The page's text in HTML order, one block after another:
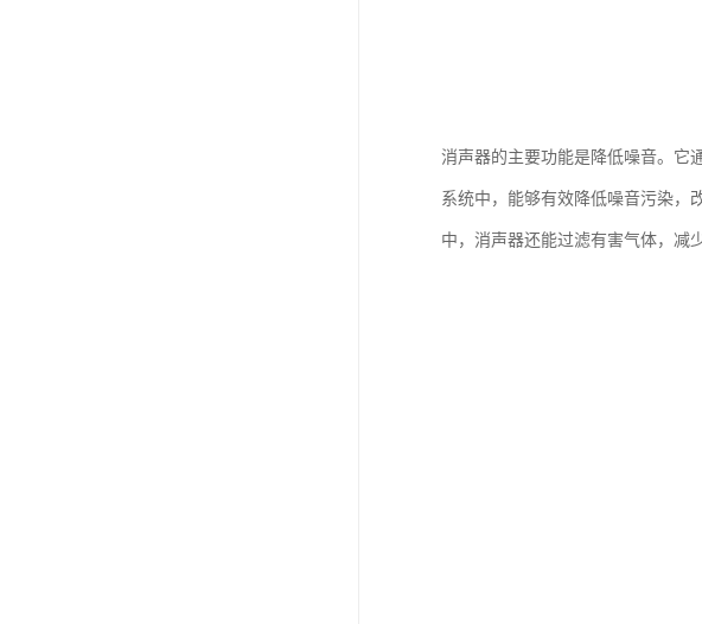
消声器的主要功能是降低噪音。它
系统中，能够有效降低噪音污染，
中，消声器还能过滤有害气体，减